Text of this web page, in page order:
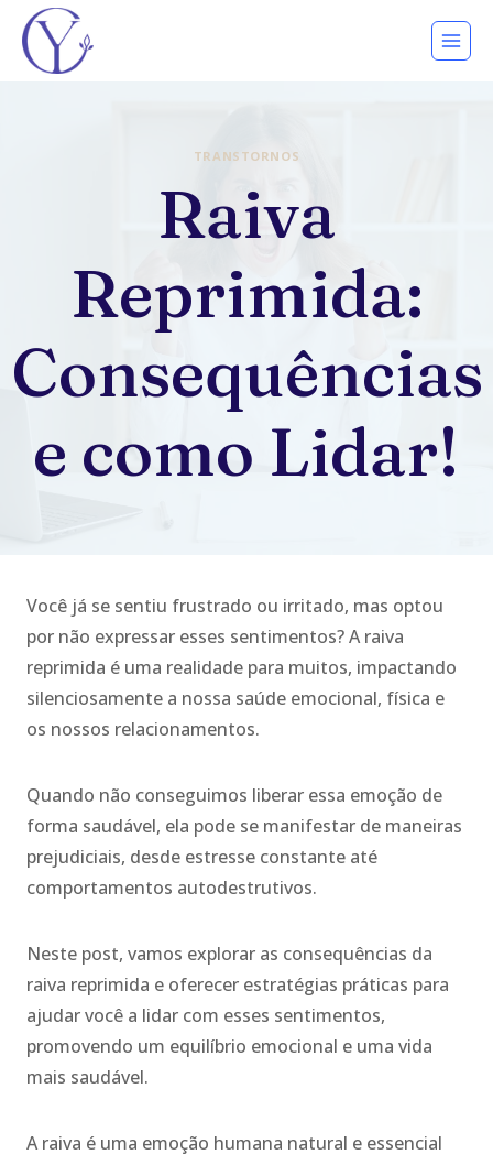
Pular
para
TRANSTORNOS
Raiva
Reprimida:
Consequências
e como Lidar!
Você já se sentiu frustrado ou irritado, mas optou
por não expressar esses sentimentos? A raiva
reprimida é uma realidade para muitos, impactando
silenciosamente a nossa saúde emocional, física e
os nossos relacionamentos.
Quando não conseguimos liberar essa emoção de
forma saudável, ela pode se manifestar de maneiras
prejudiciais, desde estresse constante até
comportamentos autodestrutivos.
Neste post, vamos explorar as consequências da
raiva reprimida e oferecer estratégias práticas para
ajudar você a lidar com esses sentimentos,
promovendo um equilíbrio emocional e uma vida
mais saudável.
A raiva é uma emoção humana natural e essencial